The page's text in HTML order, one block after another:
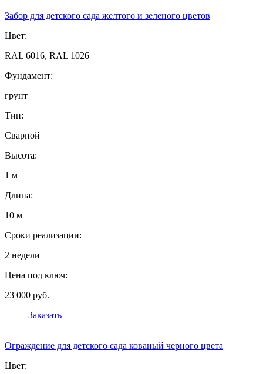
Забор для детского сада желтого и зеленого цветов
Цвет:
RAL 6016, RAL 1026
Фундамент:
грунт
Тип:
Сварной
Высота:
1 м
Длина:
10 м
Сроки реализации:
2 недели
Цена под ключ:
23 000 руб.
Заказать
Ограждение для детского сада кованый черного цвета
Цвет: